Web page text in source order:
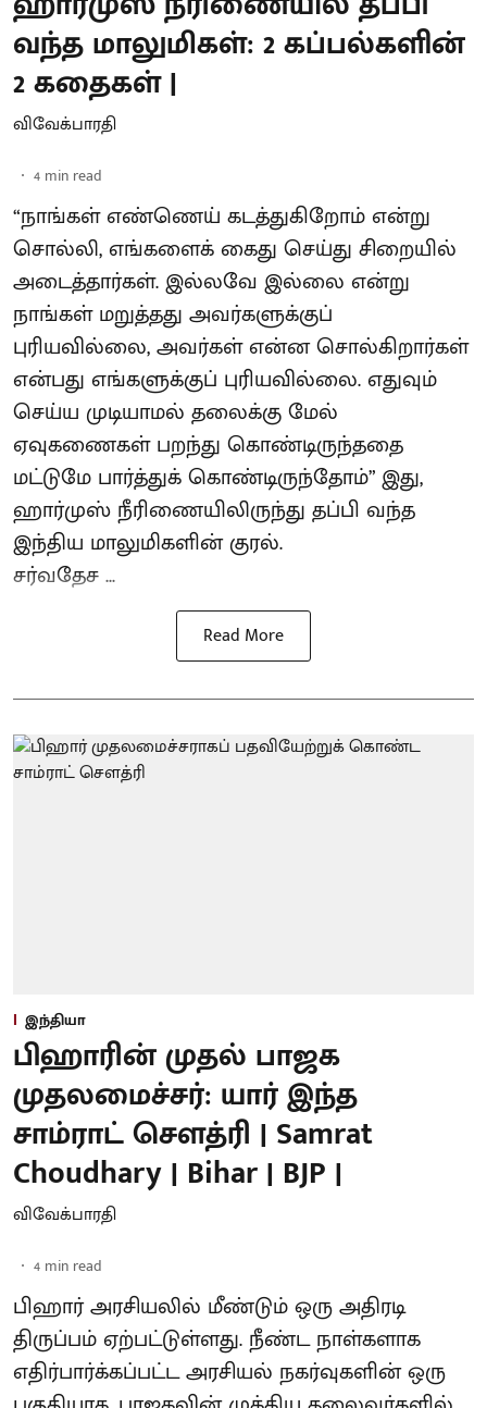
வந்த மாலுமிகள்: 2 கப்பல்களின்
2 கதைகள் |
விவேக்பாரதி
4 min read
“நாங்கள் எண்ணெய் கடத்துகிறோம் என்று
சொல்லி, எங்களைக் கைது செய்து சிறையில்
அடைத்தார்கள். இல்லவே இல்லை என்று
நாங்கள் மறுத்தது அவர்களுக்குப்
புரியவில்லை, அவர்கள் என்ன சொல்கிறார்கள்
என்பது எங்களுக்குப் புரியவில்லை. எதுவும்
செய்ய முடியாமல் தலைக்கு மேல்
ஏவுகணைகள் பறந்து கொண்டிருந்ததை
மட்டுமே பார்த்துக் கொண்டிருந்தோம்” இது,
ஹார்முஸ் நீரிணையிலிருந்து தப்பி வந்த
இந்திய மாலுமிகளின் குரல்.
சர்வதேச ...
Read More
இந்தியா
பிஹாரின் முதல் பாஜக
முதலமைச்சர்: யார் இந்த
சாம்ராட் சௌத்ரி | Samrat
Choudhary | Bihar | BJP |
விவேக்பாரதி
4 min read
பிஹார் அரசியலில் மீண்டும் ஒரு அதிரடி
திருப்பம் ஏற்பட்டுள்ளது. நீண்ட நாள்களாக
எதிர்பார்க்கப்பட்ட அரசியல் நகர்வுகளின் ஒரு